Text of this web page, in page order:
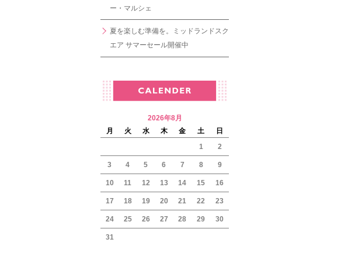
ー・マルシェ
夏を楽しむ準備を。ミッドランドスク
エア サマーセール開催中
2026年8月
月
火 水 木 金 土
日
1
2
3 4 5 6 7 8 9
10 11 12 13 14 15 16
17 18 19 20 21 22 23
24 25 26 27 28 29 30
31